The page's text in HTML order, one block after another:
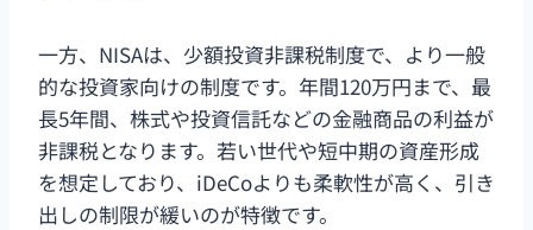
一方、NISAは、少額投資非課税制度で、より一般
的な投資家向けの制度です。年間120万円まで、最
長5年間、株式や投資信託などの金融商品の利益が
非課税となります。若い世代や短中期の資産形成
を想定しており、iDeCoよりも柔軟性が高く、引き
出しの制限が緩いのが特徴です。